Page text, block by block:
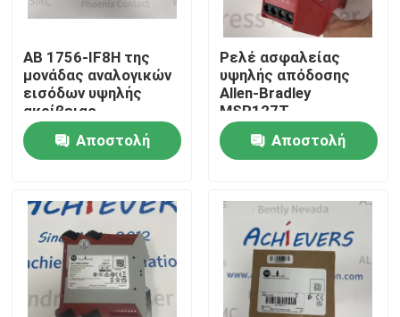
Σπίτι
Προϊόντα
Επισκεψή εργοστασίου
Επικοινωνήστε μαζί μας
AB 1756-IF8H της
μονάδας αναλογικών
εισόδων υψηλής
ακρίβειας
Αποστολή
Ρελέ ασφαλείας
υψηλής απόδοσης
Allen-Bradley
MSR127T
Αποστολή